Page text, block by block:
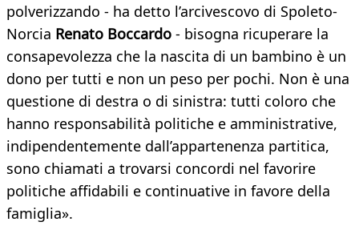
polverizzando - ha detto l’arcivescovo di Spoleto-
Norcia Renato Boccardo - bisogna ricuperare la
consapevolezza che la nascita di un bambino è un
dono per tutti e non un peso per pochi. Non è una
questione di destra o di sinistra: tutti coloro che
hanno responsabilità politiche e amministrative,
indipendentemente dall’appartenenza partitica,
sono chiamati a trovarsi concordi nel favorire
politiche affidabili e continuative in favore della
famiglia».